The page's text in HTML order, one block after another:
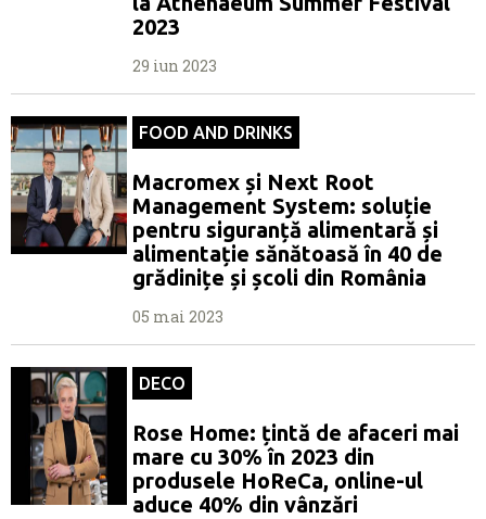
2023
29 iun 2023
FOOD AND DRINKS
Macromex și Next Root
Management System: soluție
pentru siguranță alimentară și
alimentație sănătoasă în 40 de
grădinițe și școli din România
05 mai 2023
DECO
Rose Home: țintă de afaceri mai
mare cu 30% în 2023 din
produsele HoReCa, online-ul
aduce 40% din vânzări